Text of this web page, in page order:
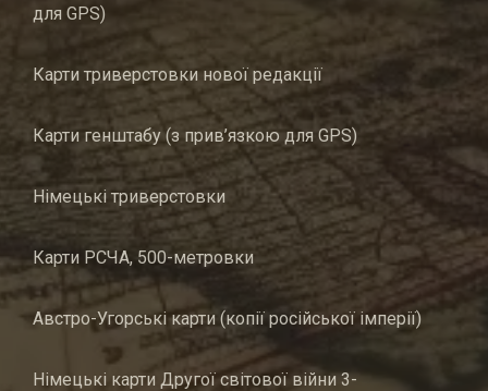
для GPS)
Карти триверстовки нової редакції
Карти генштабу (з прив’язкою для GPS)
Німецькі триверстовки
Карти РСЧА, 500-метровки
Австро-Угорські карти (копії російської імперії)
Німецькі карти Другої світової війни 3-